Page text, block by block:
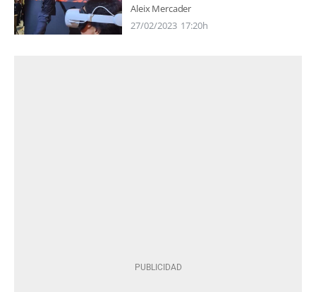
Aleix Mercader
27/02/2023 17:20h